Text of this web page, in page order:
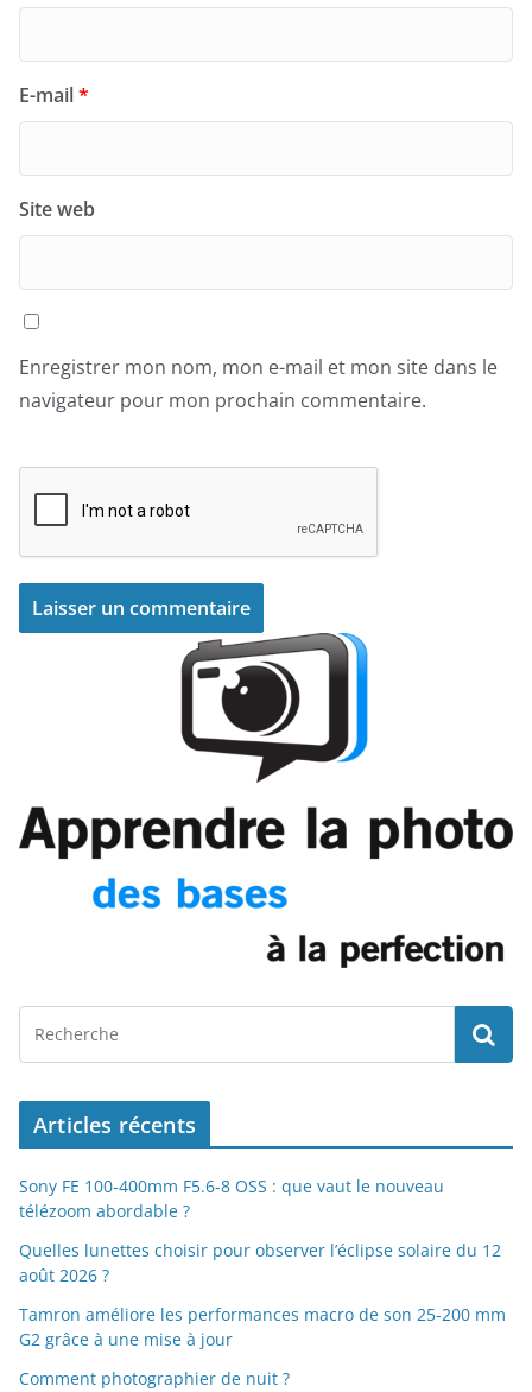
E-mail*
Site web
Enregistrer mon nom, mon e-mail et mon site dans le
navigateur pour mon prochain commentaire.
Articles récents
Sony FE 100-400mm F5.6-8 OSS : que vaut le nouveau
télézoom abordable ?
Quelles lunettes choisir pour observer l’éclipse solaire du 12
août 2026 ?
Tamron améliore les performances macro de son 25-200 mm
G2 grâce à une mise à jour
Comment photographier de nuit ?